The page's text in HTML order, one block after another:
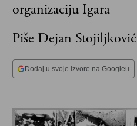
organizaciju Igara
Piše Dejan Stojiljković
Dodaj u svoje izvore na Googleu